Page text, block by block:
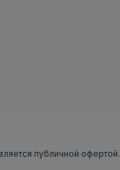
публичной офертой.